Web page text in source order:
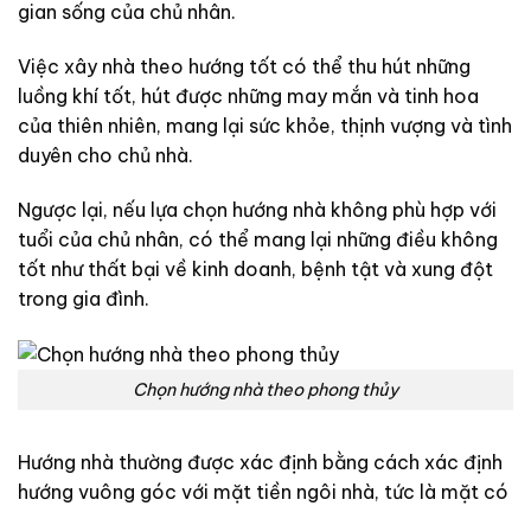
gian sống của chủ nhân.
Việc xây nhà theo hướng tốt có thể thu hút những
luồng khí tốt, hút được những may mắn và tinh hoa
của thiên nhiên, mang lại sức khỏe, thịnh vượng và tình
duyên cho chủ nhà.
Ngược lại, nếu lựa chọn hướng nhà không phù hợp với
tuổi của chủ nhân, có thể mang lại những điều không
tốt như thất bại về kinh doanh, bệnh tật và xung đột
trong gia đình.
Chọn hướng nhà theo phong thủy
Hướng nhà thường được xác định bằng cách xác định
hướng vuông góc với mặt tiền ngôi nhà, tức là mặt có